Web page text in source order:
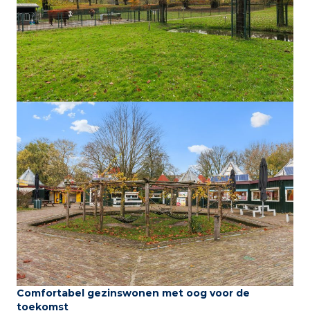
Comfortabel gezinswonen met oog voor de
toekomst